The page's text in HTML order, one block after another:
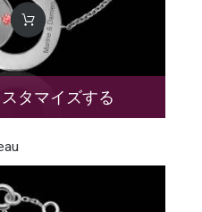
タマイズする